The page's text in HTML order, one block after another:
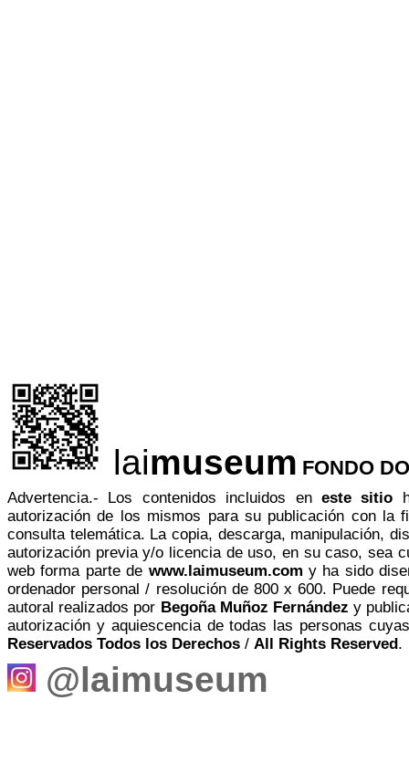
laimuseum FONDO
Advertencia.- Los contenidos incluidos en este sitio
autorización de los mismos para su publicación con la
consulta telemática. La copia, descarga, manipulación,
autorización previa y/o licencia de uso, en su caso, sea
web forma parte de www.laimuseum.com y ha sido
ordenador personal / resolución de 800 x 600. Puede
autoral realizados por Begoña Muñoz Fernández y
autorización y aquiescencia de todas las personas
Reservados Todos los Derechos / All Rights Reserved.
@laimuseum